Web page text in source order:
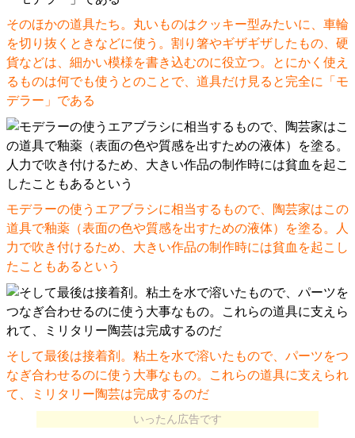
そのほかの道具たち。丸いものはクッキー型みたいに、車輪
を切り抜くときなどに使う。割り箸やギザギザしたもの、硬
貨などは、細かい模様を書き込むのに役立つ。とにかく使え
るものは何でも使うとのことで、道具だけ見ると完全に「モ
デラー」である
モデラーの使うエアブラシに相当するもので、陶芸家はこの
道具で釉薬（表面の色や質感を出すための液体）を塗る。人
力で吹き付けるため、大きい作品の制作時には貧血を起こし
たこともあるという
そして最後は接着剤。粘土を水で溶いたもので、パーツをつ
なぎ合わせるのに使う大事なもの。これらの道具に支えられ
て、ミリタリー陶芸は完成するのだ
いったん広告です